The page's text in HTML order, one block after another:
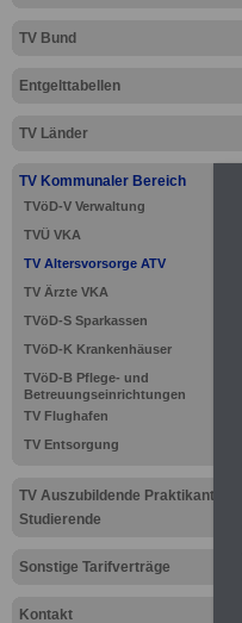
TV Bund
Entgelttabellen
TV Länder
TV Kommunaler Bereich
TVöD-V Verwaltung
TVÜ VKA
TV Altersvorsorge ATV
TV Ärzte VKA
TVöD-S Sparkassen
TVöD-K Krankenhäuser
TVöD-B Pflege- und
Betreuungseinrichtungen
TV Flughafen
TV Entsorgung
TV Auszubildende Praktikanten
Studierende
Sonstige Tarifverträge
Kontakt